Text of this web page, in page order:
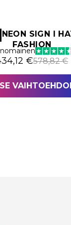
SIGN I
FASHION
578,82€
€ hinta